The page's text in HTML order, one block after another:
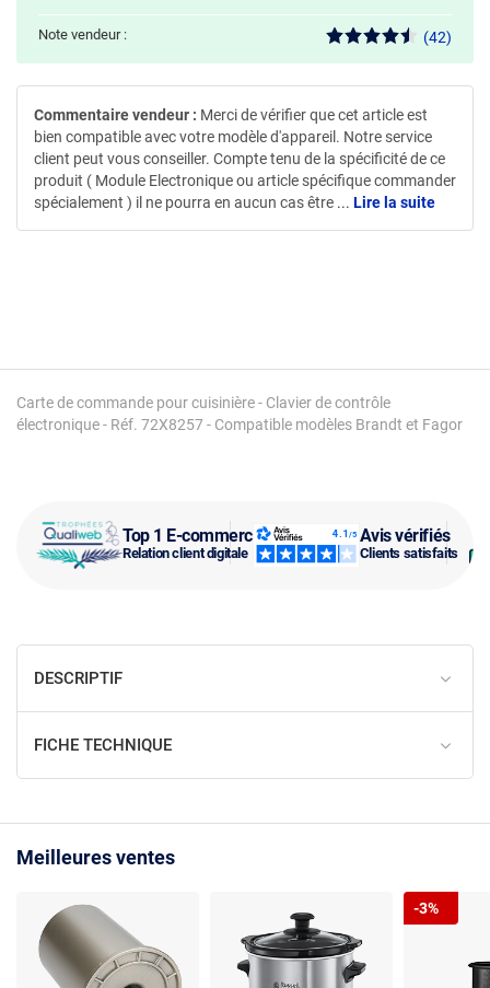
Top 1 E-commerce
Relation client digitale
Avis vérifiés
Clients satisfaits
Carte de commande pour cuisinière - Clavier de contrôle
électronique - Réf. 72X8257 - Compatible modèles Brandt et Fagor
Note vendeur : (42)
Commentaire vendeur : Merci de vérifier que cet article est
bien compatible avec votre modèle d'appareil. Notre service
client peut vous conseiller. Compte tenu de la spécificité de ce
produit ( Module Electronique ou article spécifique commander
spécialement ) il ne pourra en aucun cas être ... Lire la suite
DESCRIPTIF
FICHE TECHNIQUE
Meilleures ventes
-3%